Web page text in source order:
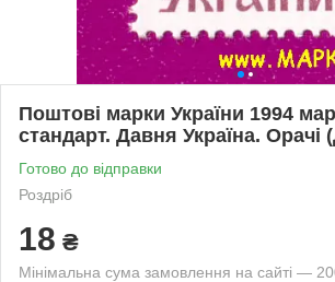
Поштові марки України 1994
стандарт. Давня Україна. Орачі
Готово до відправки
Роздріб
18 ₴
Мінімальна сума замовлення на сайті —